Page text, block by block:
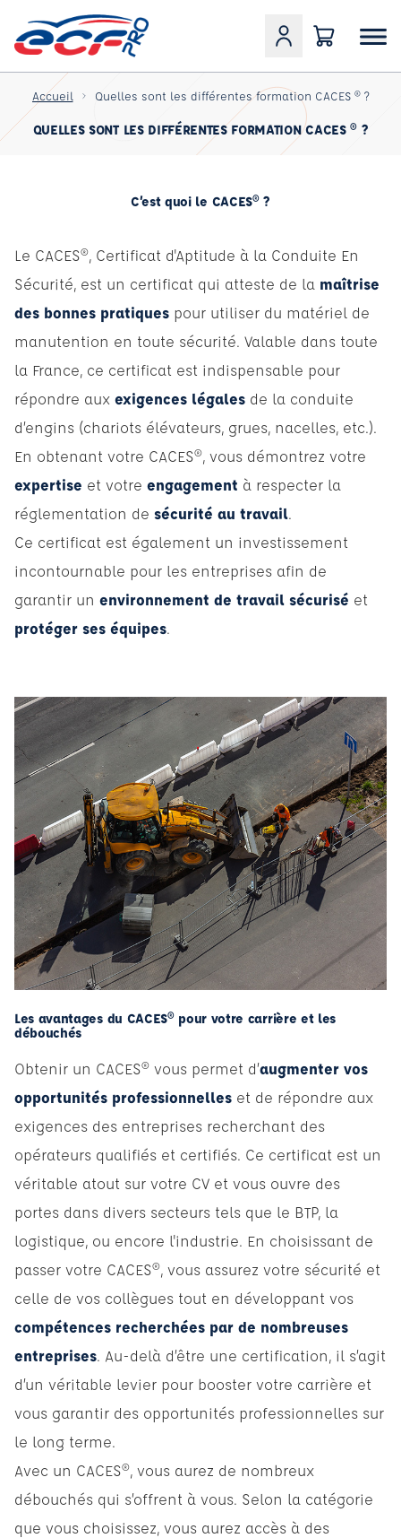
Accueil Quelles sont les différentes formation CACES ® ?
QUELLES SONT LES DIFFÉRENTES FORMATION CACES ® ?
C’est quoi le CACES® ?
Le CACES®, Certificat d'Aptitude à la Conduite En
Sécurité, est un certificat qui atteste de la maîtrise
des bonnes pratiques pour utiliser du matériel de
manutention en toute sécurité. Valable dans toute
la France, ce certificat est indispensable pour
répondre aux exigences légales de la conduite
d’engins (chariots élévateurs, grues, nacelles, etc.).
En obtenant votre CACES®, vous démontrez votre
expertise et votre engagement à respecter la
réglementation de sécurité au travail.
Ce certificat est également un investissement
incontournable pour les entreprises afin de
garantir un environnement de travail sécurisé et
protéger ses équipes.
Les avantages du CACES® pour votre carrière et les
débouchés
Obtenir un CACES® vous permet d’augmenter vos
opportunités professionnelles et de répondre aux
exigences des entreprises recherchant des
opérateurs qualifiés et certifiés. Ce certificat est un
véritable atout sur votre CV et vous ouvre des
portes dans divers secteurs tels que le BTP, la
logistique, ou encore l'industrie. En choisissant de
passer votre CACES®, vous assurez votre sécurité et
celle de vos collègues tout en développant vos
compétences recherchées par de nombreuses
entreprises. Au-delà d’être une certification, il s’agit
d’un véritable levier pour booster votre carrière et
vous garantir des opportunités professionnelles sur
le long terme.
Avec un CACES®, vous aurez de nombreux
débouchés qui s’offrent à vous. Selon la catégorie
que vous choisissez, vous aurez accès à des